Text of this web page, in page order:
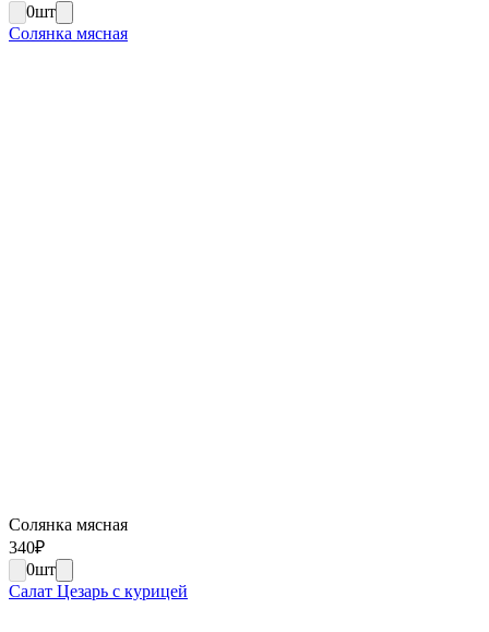
0шт
Солянка мясная
Солянка мясная
340₽
0шт
Салат Цезарь с курицей